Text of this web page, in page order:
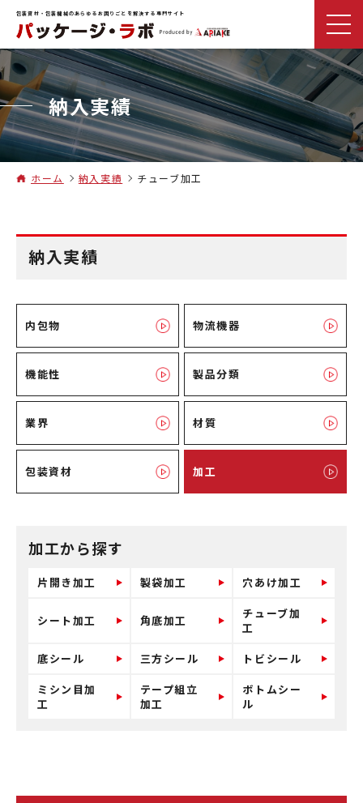
包装資材・包装機械のあらゆるお困りごとを解決する専門サイト
納入実績
ホーム 納入実績 チューブ加工
納入実績
内包物 物流機器
機能性 製品分類
業界 材質
包装資材 加工
加工から探す
片開き加工 製袋加工 穴あけ加工
シート加工 角底加工
チューブ加
工
底シール
三方シール
トビシール
ミシン目加
工
テープ組立
加工
ボトムシー
ル